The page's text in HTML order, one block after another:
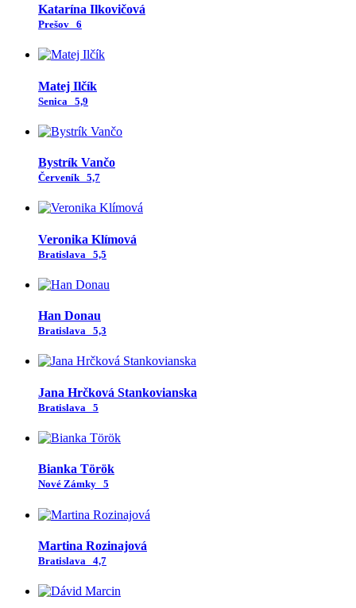
Katarína Ilkovičová
Prešov 6
Matej Ilčík
Senica 5,9
Bystrík Vančo
Červeník 5,7
Veronika Klímová
Bratislava 5,5
Han Donau
Bratislava 5,3
Jana Hrčková Stankovianska
Bratislava 5
Bianka Török
Nové Zámky 5
Martina Rozinajová
Bratislava 4,7